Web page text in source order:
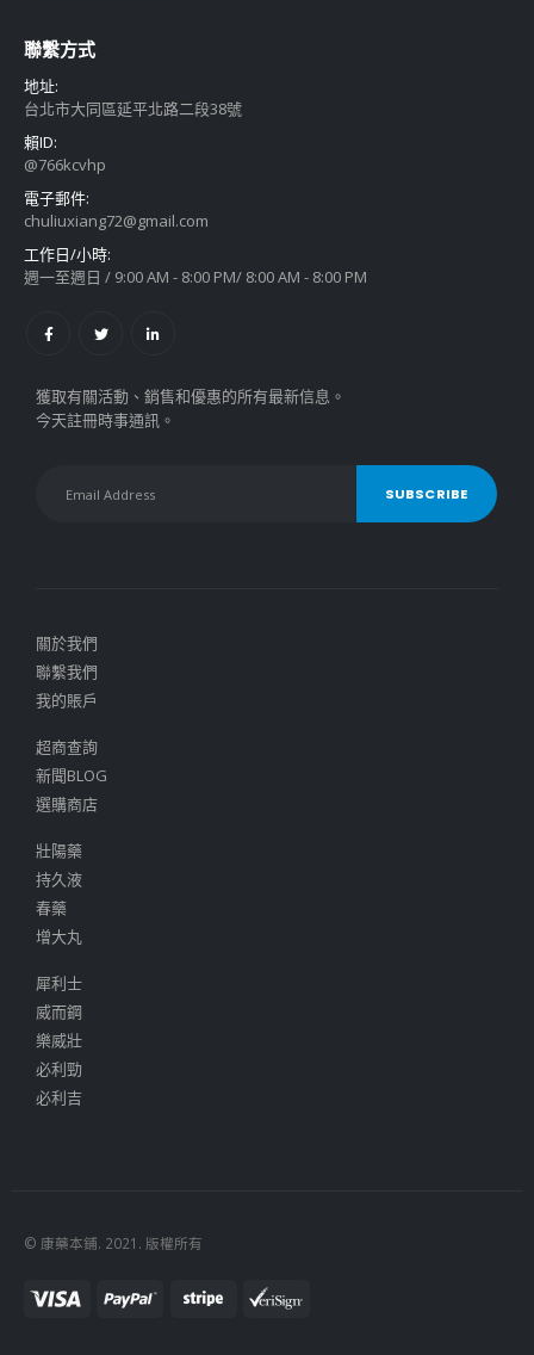
聯繫方式
地址:
台北市大同區延平北路二段38號
賴ID:
@766kcvhp
電子郵件:
chuliuxiang72@gmail.com
工作日/小時:
週一至週日 / 9:00 AM - 8:00 PM/ 8:00 AM - 8:00 PM
獲取有關活動、銷售和優惠的所有最新信息。
今天註冊時事通訊。
關於我們
聯繫我們
我的賬戶
超商查詢
新聞BLOG
選購商店
壯陽藥
持久液
春藥
增大丸
犀利士
威而鋼
樂威壯
必利勁
必利吉
© 康藥本鋪. 2021. 版權所有